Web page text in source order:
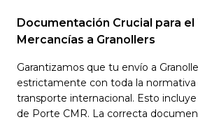
Documentación Crucial para
Mercancías a Granollers
Garantizamos que tu envío a
estrictamente con toda la normativa
transporte internacional. Esto
de Porte CMR. La correcta